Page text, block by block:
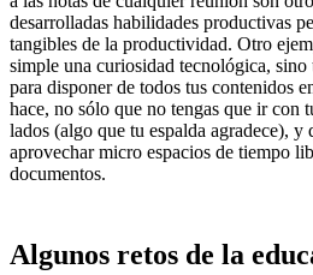
desarrolladas habilidades productivas
tangibles de la productividad. Otro
simple una curiosidad tecnológica, sino
para disponer de todos tus contenidos
hace, no sólo que no tengas que ir con
lados (algo que tu espalda agradece), y
aprovechar micro espacios de tiempo
documentos.
Algunos retos de la